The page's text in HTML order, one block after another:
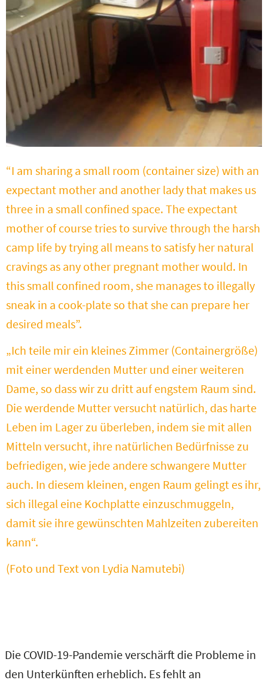
“I am sharing a small room (container size) with an
expectant mother and another lady that makes us
three in a small confined space. The expectant
mother of course tries to survive through the harsh
camp life by trying all means to satisfy her natural
cravings as any other pregnant mother would. In
this small confined room, she manages to illegally
sneak in a cook-plate so that she can prepare her
desired meals”.
„Ich teile mir ein kleines Zimmer (Containergröße)
mit einer werdenden Mutter und einer weiteren
Dame, so dass wir zu dritt auf engstem Raum sind.
Die werdende Mutter versucht natürlich, das harte
Leben im Lager zu überleben, indem sie mit allen
Mitteln versucht, ihre natürlichen Bedürfnisse zu
befriedigen, wie jede andere schwangere Mutter
auch. In diesem kleinen, engen Raum gelingt es ihr,
sich illegal eine Kochplatte einzuschmuggeln,
damit sie ihre gewünschten Mahlzeiten zubereiten
kann“.
(Foto und Text von Lydia Namutebi)
Die COVID-19-Pandemie verschärft die Probleme in
den Unterkünften erheblich. Es fehlt an